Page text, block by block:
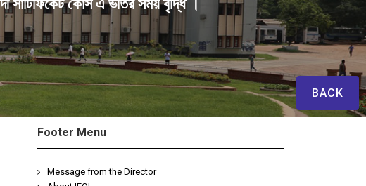
কোর্স এ ভর্তির সময় বৃদ্ধি ।
BACK
Footer Menu
Message from the Director